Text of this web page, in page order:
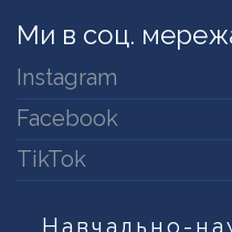
Ми в соц.
Instagram
Facebook
TikTok
Навчально-